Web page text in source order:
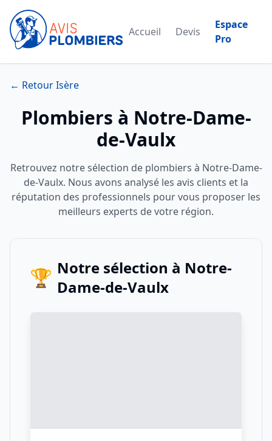
Accueil Devis
Espace
Pro
← Retour Isère
Plombiers à Notre-Dame-
de-Vaulx
Retrouvez notre sélection de plombiers à Notre-Dame-
de-Vaulx. Nous avons analysé les avis clients et la
réputation des professionnels pour vous proposer les
meilleurs experts de votre région.
🏆 Notre sélection à Notre-
Dame-de-Vaulx